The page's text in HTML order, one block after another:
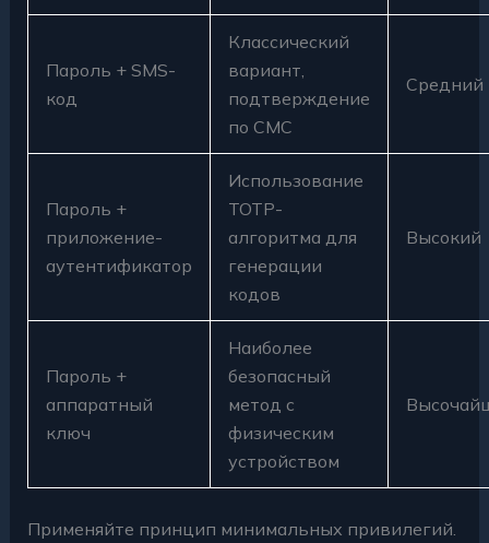
Пароль + SMS-
код
Классический
вариант,
подтверждение
по СМС
Средний
Пароль +
приложение-
аутентификатор
Использование
TOTP-
алгоритма для
генерации
кодов
Высокий
Пароль +
аппаратный
ключ
Наиболее
безопасный
метод с
физическим
устройством
Применяйте принцип минимальных привилегий.